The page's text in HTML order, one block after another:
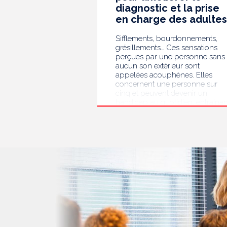
diagnostic et la prise
en charge des adultes
Sifflements, bourdonnements,
grésillements… Ces sensations
perçues par une personne sans
aucun son extérieur sont
appelées acouphènes. Elles
concernent une personne sur
thérapeutique rencontrée par les
personnes concernées, la HAS
s’est auto-saisie pour formuler
des recommandations de
pratiques pour améliorer le
diagnostic et l’accompagnement
des personnes présentant des
acouphènes chroniques
invalidants . Elle publie